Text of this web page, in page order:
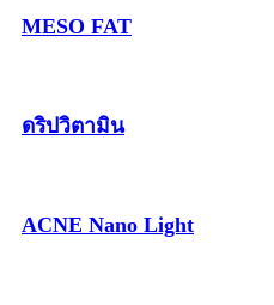
MESO FAT
ดริปวิตามิน
ACNE Nano Light